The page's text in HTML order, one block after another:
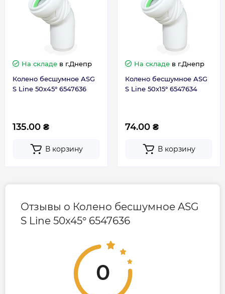
На складе в г.Днепр
Колено бесшумное ASG
S Line 50x45° 6547636
135.00 ₴
В корзину
На складе в г.Днепр
Колено бесшумное ASG
S Line 50x15° 6547634
74.00 ₴
В корзину
Отзывы о Колено бесшумное ASG
S Line 50x45° 6547636
0